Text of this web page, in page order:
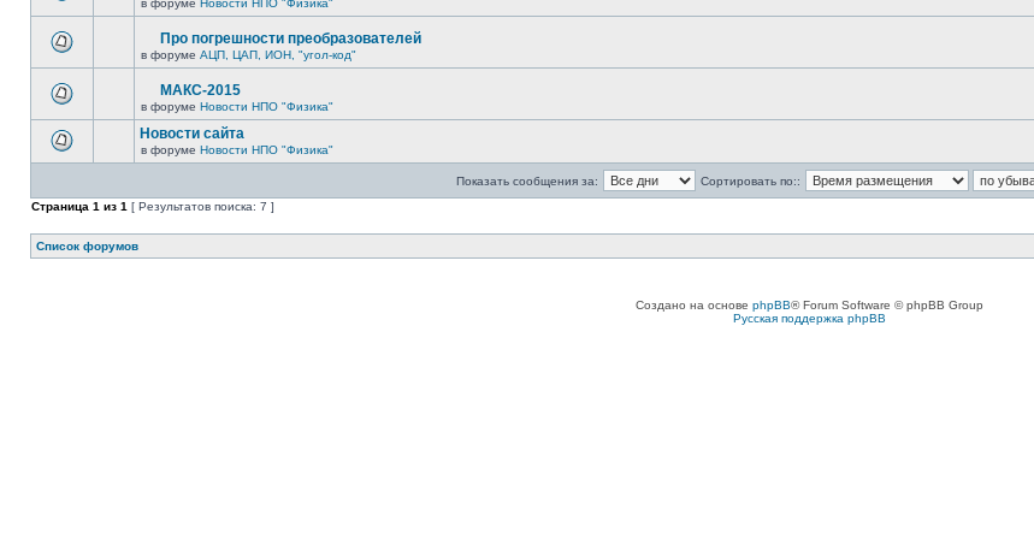
в форуме Новости НПО "Физика"
Про погрешности преобразователей
в форуме АЦП, ЦАП, ИОН, "угол-код"
МАКС-2015
в форуме Новости НПО "Физика"
Новости сайта
в форуме Новости НПО "Физика"
Показать сообщения за:
Сортировать по::
Страница 1 из 1 [ Результатов поиска: 7 ]
Список форумов
Создано на основе phpBB® Forum Software © phpBB Group
Русская поддержка phpBB